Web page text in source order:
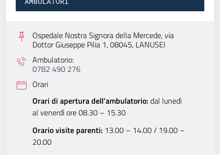
Ospedale Nostra Signora della Mercede, via
Dottor Giuseppe Pilia 1, 08045, LANUSEI
Ambulatorio:
0782 490 276
Orari
Orari di apertura dell’ambulatorio: dal lunedì
al venerdì ore 08.30 – 15.30
Orario visite parenti: 13.00 – 14.00 / 19.00 –
20.00